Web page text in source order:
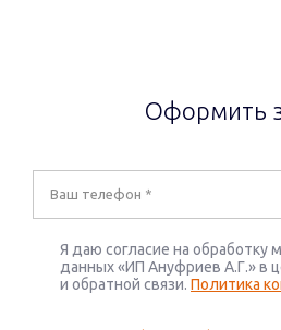
Оформить
Я даю согласие на обработку
данных «ИП Ануфриев А.Г.» в
и обратной связи. Политика